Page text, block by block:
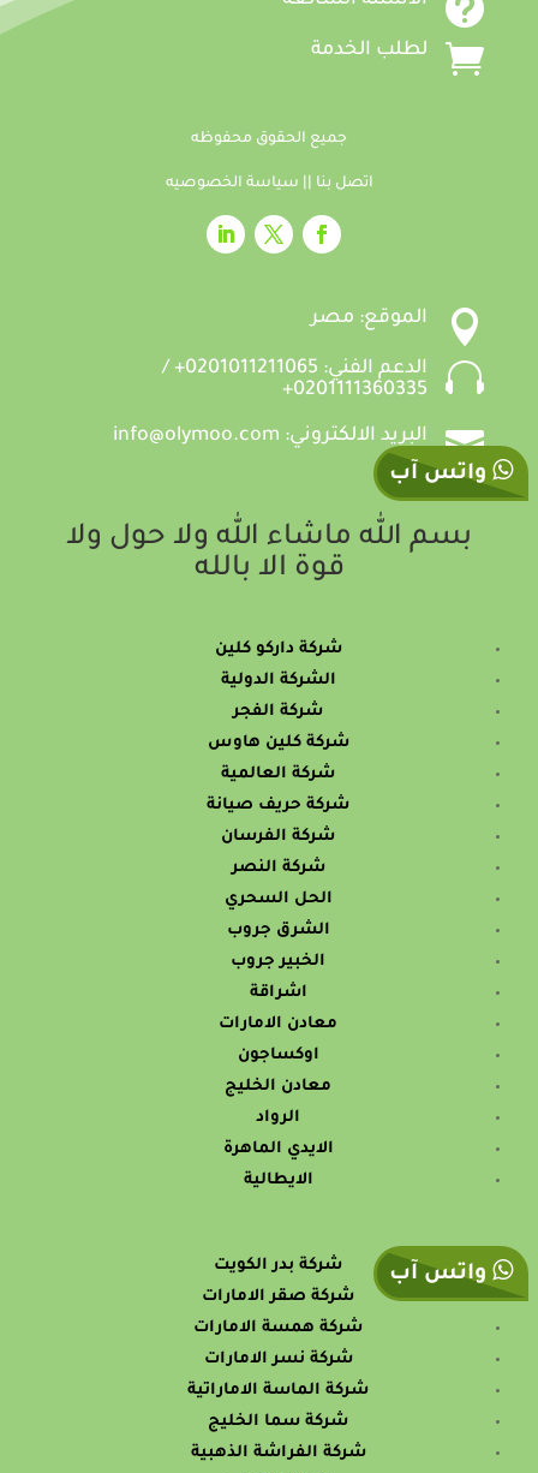

 لطلب الخدمة
جميع الحقوق محفوظه
اتصل بنا سياسة الخصوصيه
 الموقع: مصر

الدعم الفني: 0201011211065+ /
0201111360335+
 البريد الالكتروني: info@olymoo.com
واتس آب
واتس آب
بسم الله ماشاء الله ولا حول ولا
قوة الا بالله
شركة داركو كلين
الشركة الدولية
شركة الفجر
شركة كلين هاوس
شركة العالمية
شركة حريف صيانة
شركة الفرسان
شركة النصر
الحل السحري
الشرق جروب
الخبير جروب
اشراقة
معادن الامارات
اوكساجون
معادن الخليج
الرواد
الايدي الماهرة
الايطالية
شركة بدر الكويت
شركة صقر الامارات
شركة همسة الامارات
شركة نسر الامارات
شركة الماسة الاماراتية
شركة سما الخليج
شركة الفراشة الذهبية